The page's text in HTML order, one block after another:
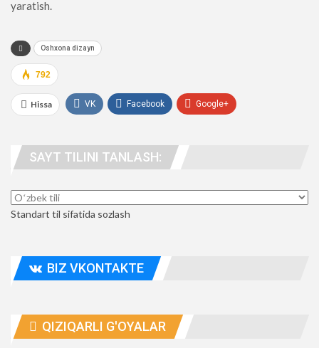
yaratish.
Oshxona dizayn
792
Hissa VK Facebook Google+
odamlar. manzil
SAYT TILINI TANLASH:
Standart til sifatida sozlash
BIZ VKONTAKTE
QIZIQARLI G'OYALAR